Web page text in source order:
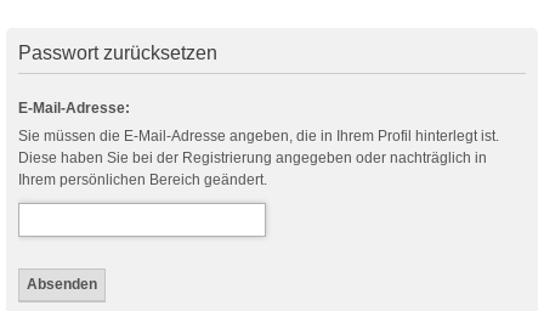
Passwort zurücksetzen
E-Mail-Adresse:
Sie müssen die E-Mail-Adresse angeben, die in Ihrem Profil hinterlegt ist.
Diese haben Sie bei der Registrierung angegeben oder nachträglich in
Ihrem persönlichen Bereich geändert.